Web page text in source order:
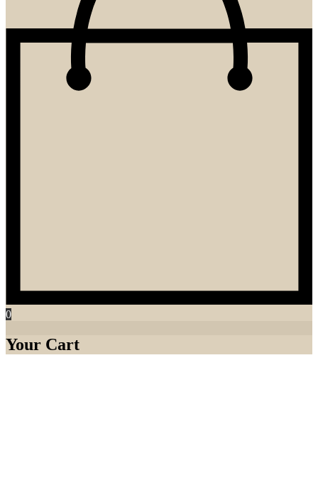
0
Your Cart